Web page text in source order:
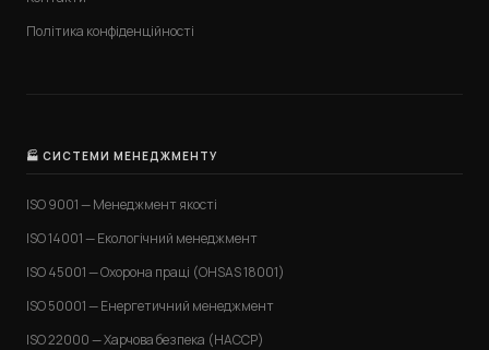
Політика конфіденційності
🏭 СИСТЕМИ МЕНЕДЖМЕНТУ
ISO 9001 — Менеджмент якості
ISO 14001 — Екологічний менеджмент
ISO 45001 — Охорона праці (OHSAS 18001)
ISO 50001 — Енергетичний менеджмент
ISO 22000 — Харчова безпека (HACCP)